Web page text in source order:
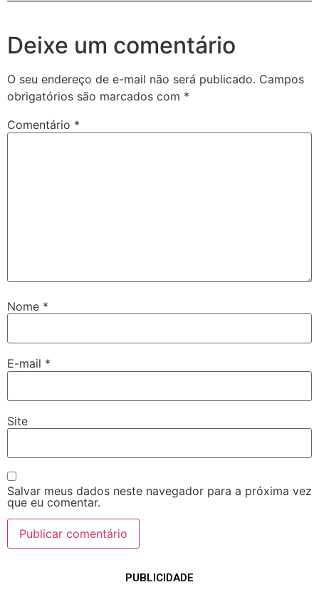
Deixe um comentário
O seu endereço de e-mail não será publicado. Campos
obrigatórios são marcados com *
Comentário *
Nome *
E-mail *
Site
Salvar meus dados neste navegador para a próxima vez
que eu comentar.
PUBLICIDADE